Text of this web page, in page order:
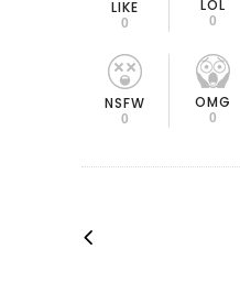
LIKE
0
LOL
0
NSFW
0
OMG
0